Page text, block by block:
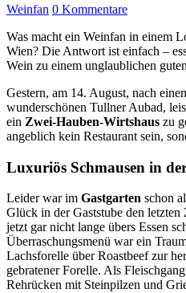
Weinfan 0 Kommentare
Was macht ein Weinfan in einem
Wien? Die Antwort ist einfach –
Wein zu einem unglaublichen
Gestern, am 14. August, nach
wunderschönen Tullner Aubad,
ein Zwei-Hauben-Wirtshaus zu
angeblich kein Restaurant sein,
Luxuriös Schmausen in
Leider war im Gastgarten schon
Glück in der Gaststube den
jetzt gar nicht lange übers Essen
Überraschungsmenü war ein
Lachsforelle über Roastbeef zur
gebratener Forelle. Als
Rehrücken mit Steinpilzen und